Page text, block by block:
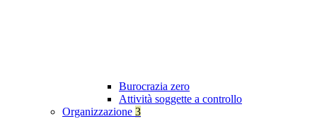
Burocrazia zero
Attività soggette a controllo
Organizzazione 3